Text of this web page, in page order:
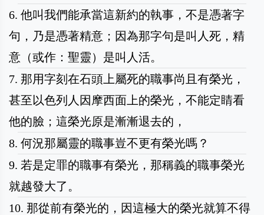
6. 他叫我們能承當這新約的執事，不是憑著字
句，乃是憑著精意；因為那字句是叫人死，精
意（或作：聖靈）是叫人活。
7. 那用字刻在石頭上屬死的職事尚且有榮光，
甚至以色列人因摩西面上的榮光，不能定睛看
他的臉；這榮光原是漸漸退去的，
8. 何況那屬靈的職事豈不更有榮光嗎？
9. 若是定罪的職事有榮光，那稱義的職事榮光
就越發大了。
10. 那從前有榮光的，因這極大的榮光就算不得